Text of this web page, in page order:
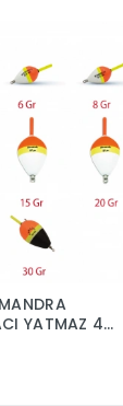
YATMAZ 4